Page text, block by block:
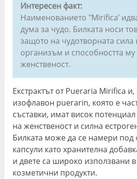
Интересен факт:
Наименованието "Mirifica’
дума за чудо. Билката носи
защото на чудотворната сила
организъм и способността
женственост.
Екстрактът от Pueraria Mirifica и,
изофлавон puerarin, която е
съставки, имат висок
на женственост и силна
Билката може да се намери под
капсули като хранителна
и двете са широко използвани
козметични продукти.